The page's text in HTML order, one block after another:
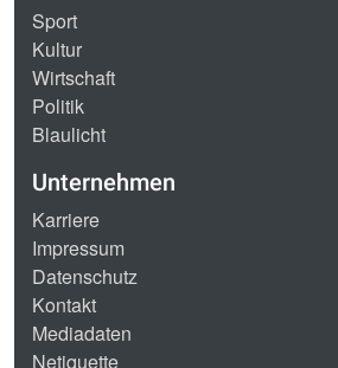
Sport
Kultur
Wirtschaft
Politik
Blaulicht
Unternehmen
Karriere
Impressum
Datenschutz
Kontakt
Mediadaten
Netiquette